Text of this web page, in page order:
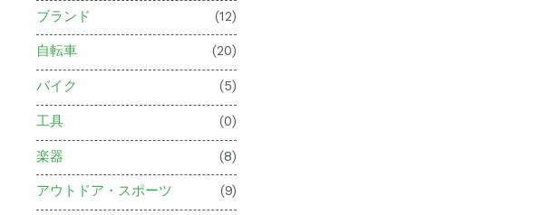
ブランド (12)
自転車 (20)
バイク (5)
工具 (0)
楽器 (8)
アウトドア・スポーツ (9)